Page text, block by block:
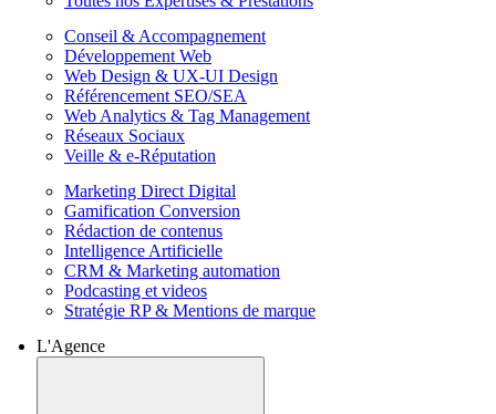
Conseil & Accompagnement
Développement Web
Web Design & UX-UI Design
Référencement SEO/SEA
Web Analytics & Tag Management
Réseaux Sociaux
Veille & e-Réputation
Marketing Direct Digital
Gamification Conversion
Rédaction de contenus
Intelligence Artificielle
CRM & Marketing automation
Podcasting et videos
Stratégie RP & Mentions de marque
L'Agence